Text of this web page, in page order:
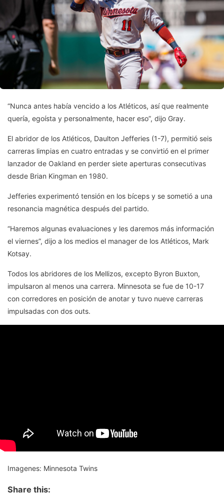
“Nunca antes había vencido a los Atléticos, así que realmente
quería, egoísta y personalmente, hacer eso”, dijo Gray.
El abridor de los Atléticos, Daulton Jefferies (1-7), permitió seis
carreras limpias en cuatro entradas y se convirtió en el primer
lanzador de Oakland en perder siete aperturas consecutivas
desde Brian Kingman en 1980.
Jefferies experimentó tensión en los bíceps y se sometió a una
resonancia magnética después del partido.
“Haremos algunas evaluaciones y les daremos más información
el viernes”, dijo a los medios el manager de los Atléticos, Mark
Kotsay.
Todos los abridores de los Mellizos, excepto Byron Buxton,
impulsaron al menos una carrera. Minnesota se fue de 10-17
con corredores en posición de anotar y tuvo nueve carreras
impulsadas con dos outs.
Imagenes: Minnesota Twins
Share this: